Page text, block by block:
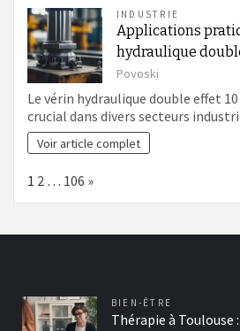
INDUSTRIE
Applications
hydraulique
Povoski
Le vérin hydraulique double effet
crucial dans divers secteurs
Voir article complet
Page:
1 2 … 106 Next
»
BIEN-ÊTRE
Thérapie à Toulouse